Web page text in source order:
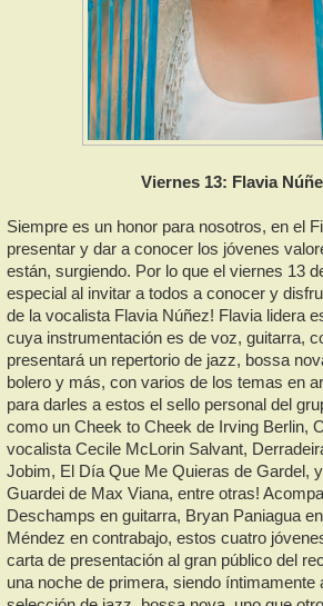
Viernes 13: Flavia
Siempre es un honor para nosotros, en el
presentar y dar a conocer los jóvenes
están, surgiendo. Por lo que el viernes 13
especial al invitar a todos a conocer y
de la vocalista Flavia Núñez! Flavia lidera
cuya instrumentación es de voz, guitarra,
presentará un repertorio de jazz, bossa
bolero y más, con varios de los temas en
para darles a estos el sello personal del
como un Cheek to Cheek de Irving Berlin,
vocalista Cecile McLorin Salvant,
Jobim, El Día Que Me Quieras de Gardel,
Guardei de Max Viana, entre otras!
Deschamps en guitarra, Bryan Paniagua
Méndez en contrabajo, estos cuatro
carta de presentación al gran público del
una noche de primera, siendo íntimamente